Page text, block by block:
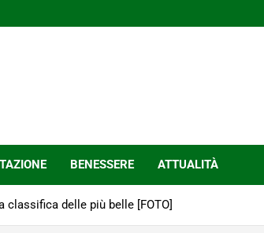
BENESSERE ATTUALITÀ
delle più belle [FOTO]